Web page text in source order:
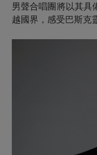
男聲合唱團將以其具
越國界，感受巴斯克